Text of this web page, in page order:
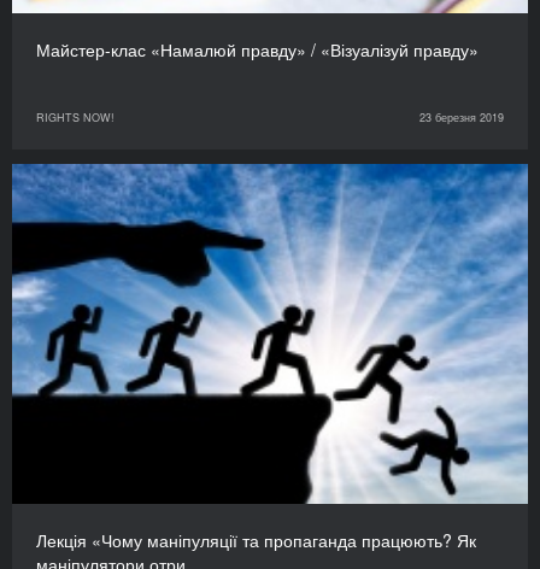
Майстер-клас «Намалюй правду» / «Візуалізуй правду»
RIGHTS NOW! 23 березня 2019
Лекція «Чому маніпуляції та пропаганда працюють? Як